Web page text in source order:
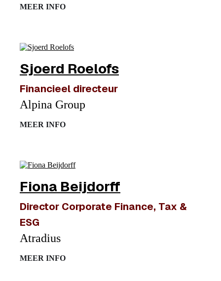
MEER INFO
Sjoerd Roelofs
Financieel directeur
Alpina Group
MEER INFO
Fiona Beijdorff
Director Corporate Finance, Tax &
ESG
Atradius
MEER INFO